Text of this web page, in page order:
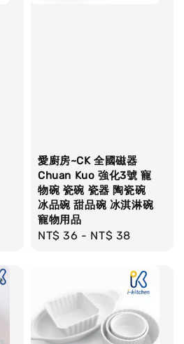
愛廚房~CK 全國磁器
Chuan Kuo 強化3號 寵
物碗 瓷碗 瓷器 陶瓷碗
冰品碗 甜品碗 冰淇淋碗
寵物用品
Regular
NT$ 36 - NT$ 38